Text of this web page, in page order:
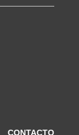
CONTACTO